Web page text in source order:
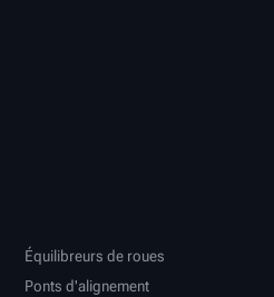
Équilibreurs de roues
Ponts d'alignement